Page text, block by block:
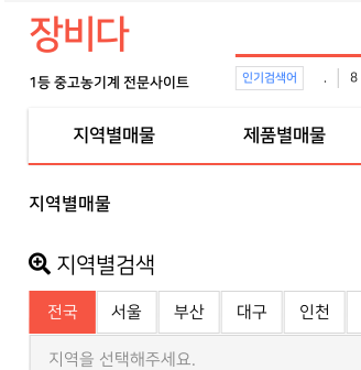
장비다
1등 중고농기계 전문사이트 인기검색어 . 8
지역별매물 제품별매물
지역별매물
지역별검색
전국 서울 부산 대구 인천
지역을 선택해주세요.